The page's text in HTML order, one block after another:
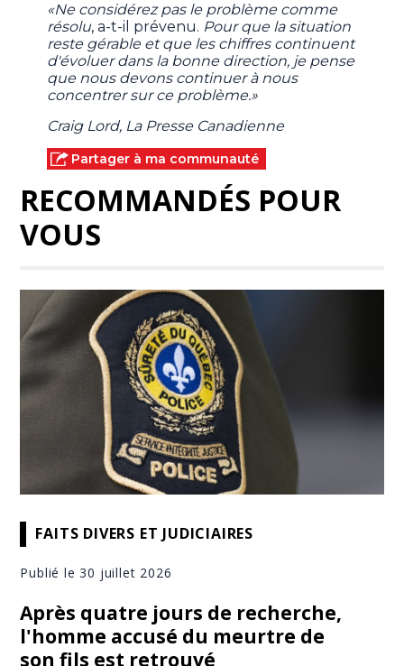
«Ne considérez pas le problème comme
résolu, a-t-il prévenu. Pour que la situation
reste gérable et que les chiffres continuent
d'évoluer dans la bonne direction, je pense
que nous devons continuer à nous
concentrer sur ce problème.»
Craig Lord, La Presse Canadienne
Partager à ma communauté
RECOMMANDÉS POUR
VOUS
FAITS DIVERS ET JUDICIAIRES
Publié le 30 juillet 2026
Après quatre jours de recherche,
l'homme accusé du meurtre de
son fils est retrouvé